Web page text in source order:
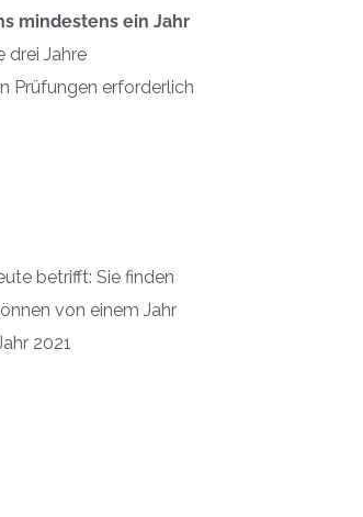
mindestens ein Jahr
drei Jahre
Prüfungen erforderlich
betrifft: Sie finden
von einem Jahr
2021